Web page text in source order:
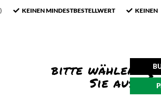
KEINEN MINDESTBESTELLWERT KEINEN